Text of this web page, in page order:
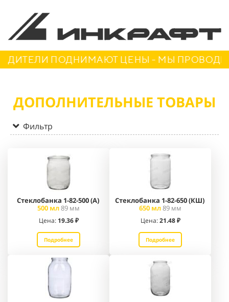
ПОДНИМАЮТ ЦЕНЫ - МЫ
ДОПОЛНИТЕЛЬНЫЕ ТОВАРЫ
Фильтр
Стеклобанка 1-82-500 (А)
500 мл89 мм
Цена: 19.36₽
Подробнее
Стеклобанка 1-82-650 (КШ)
650 мл89 мм
Цена:21.48₽
Подробнее